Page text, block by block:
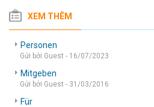
XEM THÊM
Personen
Gửi bởi Guest - 16/07/2023
Mitgeben
Gửi bởi Guest - 31/03/2016
Für